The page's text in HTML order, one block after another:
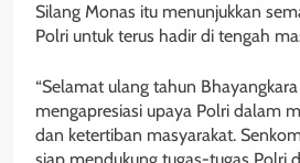
Silang Monas itu menunjukkan
Polri untuk terus hadir di tengah
“Selamat ulang tahun
mengapresiasi upaya Polri dalam
dan ketertiban masyarakat.